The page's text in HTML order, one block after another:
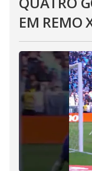
EM REMO